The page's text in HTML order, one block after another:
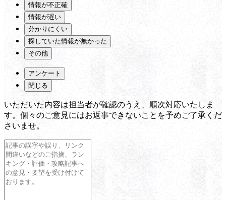
情報が不正確
情報が遅い
分かりにくい
探していた情報が無かった
その他
アンケート
閉じる
いただいた内容は担当者が確認のうえ、順次対応いたしま
す。個々のご意見にはお返事できないことを予めご了承くだ
さいませ。